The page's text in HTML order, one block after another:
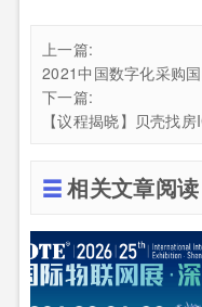
上一篇:
2021中国数字化采购
下一篇:
【议程揭晓】贝壳找
相关文章阅读